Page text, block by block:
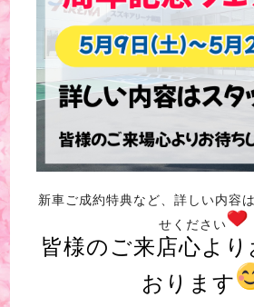
新車ご成約特典など、詳しい内容
せください
皆様のご来店心よ
おります